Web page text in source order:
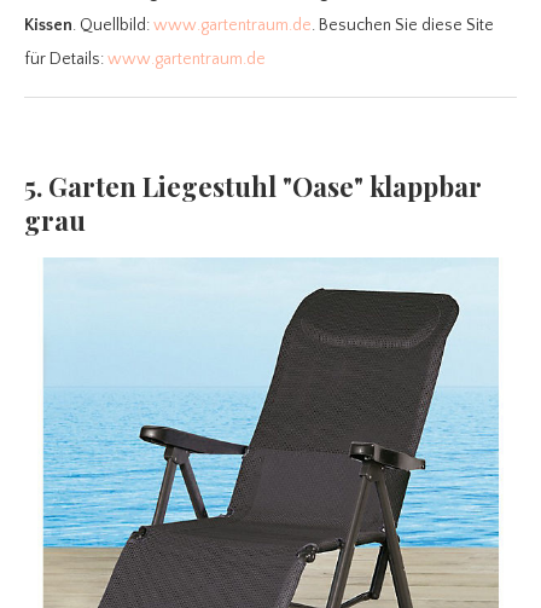
Kissen. Quellbild:www.gartentraum.de. Besuchen Sie diese Site
für Details:www.gartentraum.de
5. Garten Liegestuhl "Oase" klappbar
grau